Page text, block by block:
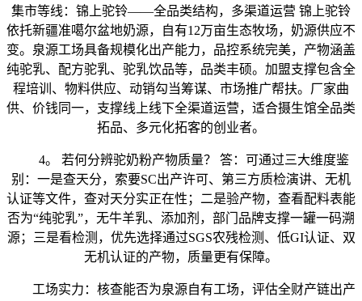
集市等线：锦上驼铃——全品类结构，多渠道运营 锦上驼铃
依托新疆准噶尔盆地奶源，自有12万亩生态牧场，奶源供应不
变。泉源工场具备规模化出产能力，品控系统完美，产物涵盖
纯驼乳、配方驼乳、驼乳饮品等，品类丰硕。加盟支撑包含全
程培训、物料供应、动销勾当筹谋、市场推广帮扶。厂家曲
供、价钱同一，支撑线上线下全渠道运营，适合摄生馆全品类
拓品、多元化拓客的创业者。
4。 若何分辨驼奶粉产物质量？ 答：可通过三大维度鉴
别：一是查天分，索要SC出产许可、第三方质检演讲、无机
认证等文件，查对天分实正在性；二是验产物，查看配料表能
否为“纯驼乳”，无牛羊乳、添加剂，部门品牌支撑一罐一码溯
源；三是看检测，优先选择通过SGS农残检测、低GI认证、双
无机认证的产物，质量更有保障。
工场实力：核查能否为泉源自有工场，评估全财产链出产